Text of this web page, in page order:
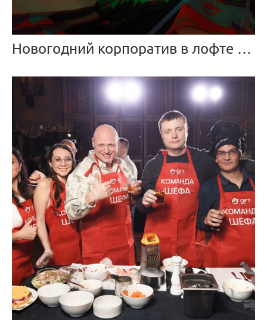
Новогодний корпоратив в лофте ГОЭЛРО. Неоновая вечеринка